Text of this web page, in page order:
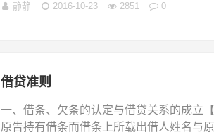
静静 2016-10-23 2851 0
借贷准则
一、借条、欠条的认定与借贷关系的成立【
原告持有借条而借条上所载出借人姓名与